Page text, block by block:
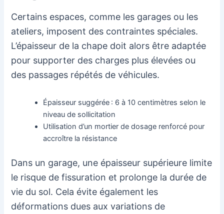
Certains espaces, comme les garages ou les
ateliers, imposent des contraintes spéciales.
L’épaisseur de la chape doit alors être adaptée
pour supporter des charges plus élevées ou
des passages répétés de véhicules.
Épaisseur suggérée : 6 à 10 centimètres selon le
niveau de sollicitation
Utilisation d’un mortier de dosage renforcé pour
accroître la résistance
Dans un garage, une épaisseur supérieure limite
le risque de fissuration et prolonge la durée de
vie du sol. Cela évite également les
déformations dues aux variations de